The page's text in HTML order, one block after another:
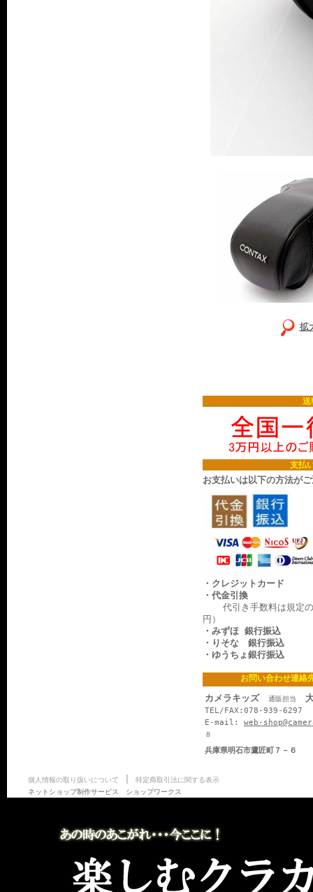
拡
送
支払
お支払いは以下の方法が
・クレジットカード
・代金引換
代引き手数料は規定の
円）
・みずほ 銀行振込
・りそな 銀行振込
・ゆうちょ銀行振込
お問い合わせ連絡
カメラキッズ 通販担当
TEL/FAX:078-939-6297
E-mail: web-
８
兵庫県明石市鷹匠町７－６
個人情報の取り扱いについて
特定商取引法に関する表示
ネットショップ制作サービス ショップワークス